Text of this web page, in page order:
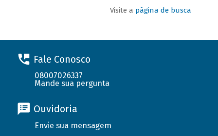
Visite a página de busca
Fale Conosco
08007026337
Mande sua pergunta
Ouvidoria
Envie sua mensagem